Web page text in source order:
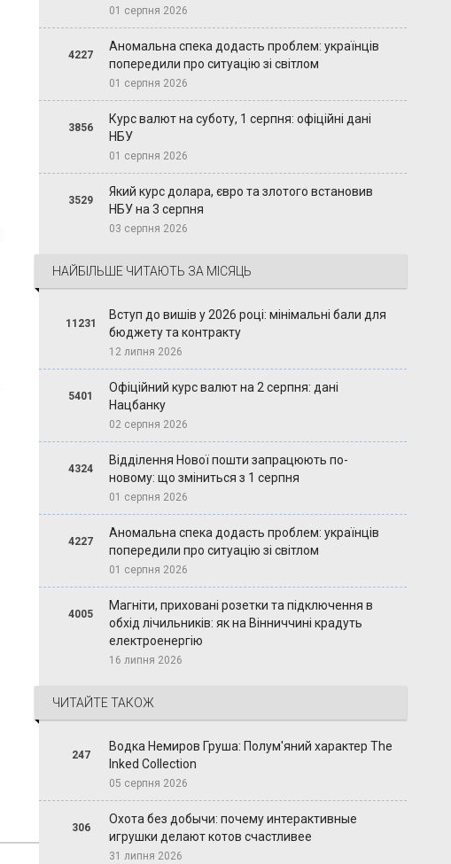
01 серпня 2026
4227
Аномальна спека додасть проблем: українців
попередили про ситуацію зі світлом
01 серпня 2026
3856
Курс валют на суботу, 1 серпня: офіційні дані
НБУ
01 серпня 2026
3529
Який курс долара, євро та злотого встановив
НБУ на 3 серпня
03 серпня 2026
НАЙБІЛЬШЕ ЧИТАЮТЬ ЗА МІСЯЦЬ
11231
Вступ до вишів у 2026 році: мінімальні бали для
бюджету та контракту
12 липня 2026
5401
Офіційний курс валют на 2 серпня: дані
Нацбанку
02 серпня 2026
4324
Відділення Нової пошти запрацюють по-
новому: що зміниться з 1 серпня
01 серпня 2026
4227
Аномальна спека додасть проблем: українців
попередили про ситуацію зі світлом
01 серпня 2026
4005
Магніти, приховані розетки та підключення в
обхід лічильників: як на Вінниччині крадуть
електроенергію
16 липня 2026
ЧИТАЙТЕ ТАКОЖ
247
Водка Немиров Груша: Полум'яний характер The
Inked Collection
05 серпня 2026
306
Охота без добычи: почему интерактивные
игрушки делают котов счастливее
31 липня 2026